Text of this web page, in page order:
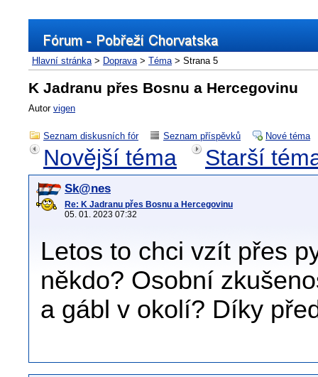
Hlavní stránka> Doprava> Téma> Strana 5
K Jadranu přes Bosnu a Hercegovinu
Autor vigen
Seznam diskusních fór Seznam příspěvků Nové téma
Novější téma Starší
Sk@nes
Re: K Jadranu přes Bosnu a Hercegovinu
05. 01. 2023 07:32
Letos to chci vzít přes
někdo? Osobní
a gábl v okolí? Díky